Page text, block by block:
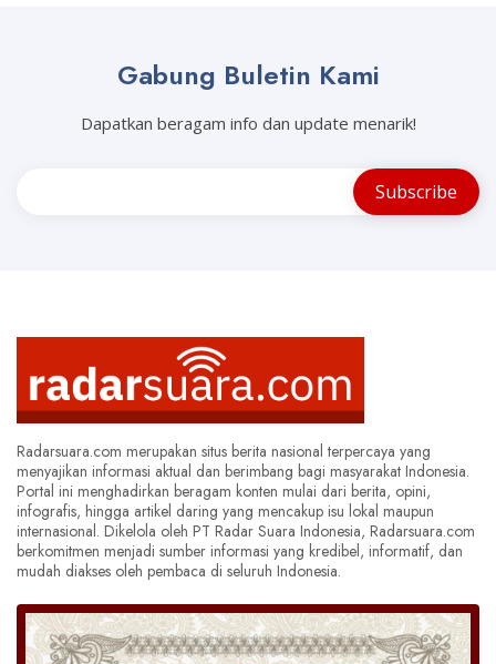
Gabung Buletin Kami
Dapatkan beragam info dan update menarik!
Radarsuara.com merupakan situs berita nasional terpercaya yang
menyajikan informasi aktual dan berimbang bagi masyarakat Indonesia.
Portal ini menghadirkan beragam konten mulai dari berita, opini,
infografis, hingga artikel daring yang mencakup isu lokal maupun
internasional. Dikelola oleh PT Radar Suara Indonesia, Radarsuara.com
berkomitmen menjadi sumber informasi yang kredibel, informatif, dan
mudah diakses oleh pembaca di seluruh Indonesia.